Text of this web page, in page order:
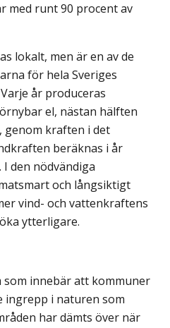
med runt 90 procent av
lokalt, men är en av de
för hela Sveriges
år produceras
el, nästan hälften
genom kraften i det
beräknas i år
den nödvändiga
och långsiktigt
vind- och vattenkraftens
ytterligare.
innebär att kommuner
ingrepp i naturen som
har dämts över när